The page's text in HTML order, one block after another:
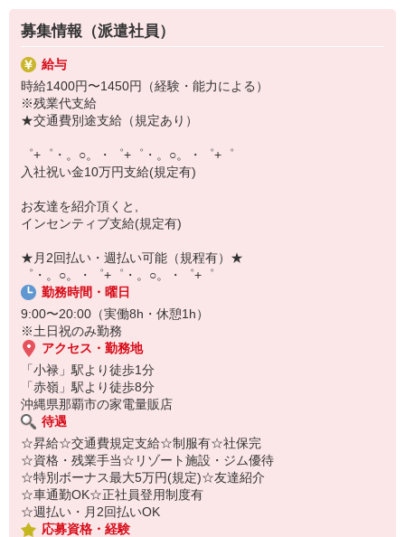
▼オフィスワーク
事務、経理、データ入力、コールセンター、受付
▼工場・製造・軽作業系
機械/食品製造・梱包・仕分け・加工・組立・検査
▼美容系
眉毛サロンのアイブロウ・ネイリスト・エステ
▼営業・販売
法人営業・アパレル販売・個別指導塾・人材紹介
▼人気案件も多数♪
短期・期間限定・オープニング・官公庁案件
上場/優良/大手企業など
【スマホ面接実施中】
￣￣￣￣￣￣￣￣￣
自宅に居ながらスマホでカンタン面接OK！
オンライン面談なのでスピード対応。
満足度◎
■携帯やインターネット販売業務
docomo(ドコモ)/au(エーユー)・KDDI/softbank(ソフトバンク)など
の大手キャリアから
ワイモバイル(Y!mobille)、楽天モバイル、UQなど格安スマホまで幅
広く紹介可能♪
募集情報（派遣社員）
給与
時給1400円〜1450円（経験・能力による）
※残業代支給
★交通費別途支給（規定あり）
゜+゜・。○。・゜+゜・。○。・゜+゜
入社祝い金10万円支給(規定有)
お友達を紹介頂くと,
インセンティブ支給(規定有)
★月2回払い・週払い可能（規程有）★
゜・。○。・゜+゜・。○。・゜+゜
勤務時間・曜日
9:00〜20:00（実働8h・休憩1h）
※土日祝のみ勤務
アクセス・勤務地
「小禄」駅より徒歩1分
「赤嶺」駅より徒歩8分
沖縄県那覇市の家電量販店
待遇
☆昇給☆交通費規定支給☆制服有☆社保完
☆資格・残業手当☆リゾート施設・ジム優待
☆特別ボーナス最大5万円(規定)☆友達紹介
☆車通勤OK☆正社員登用制度有
☆週払い・月2回払いOK
応募資格・経験